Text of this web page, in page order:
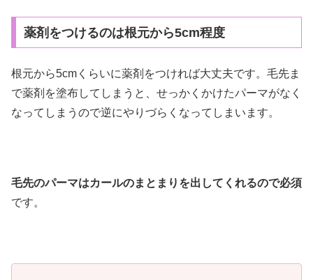
薬剤をつけるのは根元から5cm程度
根元から5cmくらいに薬剤をつければ大丈夫です。毛先ま
で薬剤を塗布してしまうと、せっかくかけたパーマがなく
なってしまうので逆にやりづらくなってしまいます。
毛先のパーマはカールのまとまりを出してくれるので必須
です。